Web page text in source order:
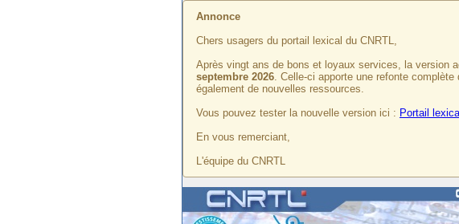
Annonce
Chers usagers du portail lexical du CNRTL,
Après vingt ans de bons et loyaux services, la version
septembre 2026. Celle-ci apporte une refonte
également de nouvelles ressources.
Vous pouvez tester la nouvelle version ici : Portail
En vous remerciant,
L'équipe du CNRTL